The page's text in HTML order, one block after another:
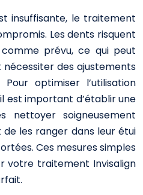
insuffisante, le traitement
Les dents risquent
prévu, ce qui peut
des ajustements
optimiser l’utilisation
est important d’établir une
nettoyer soigneusement
les ranger dans leur étui
Ces mesures simples
votre traitement Invisalign